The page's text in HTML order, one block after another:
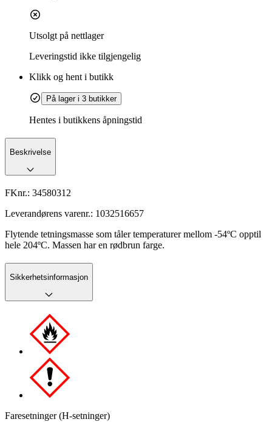
Utsolgt på nettlager
Leveringstid ikke tilgjengelig
Klikk og hent i butikk
På lager i 3 butikker
Hentes i butikkens åpningstid
Beskrivelse
FKnr.: 34580312
Leverandørens varenr.: 1032516657
Flytende tetningsmasse som tåler temperaturer mellom -54ºC opptil
hele 204ºC. Massen har en rødbrun farge.
Sikkerhetsinformasjon
Faresetninger (H-setninger)